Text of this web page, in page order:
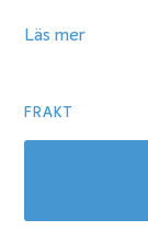
Saniklar Super
Läs mer
FRAKT